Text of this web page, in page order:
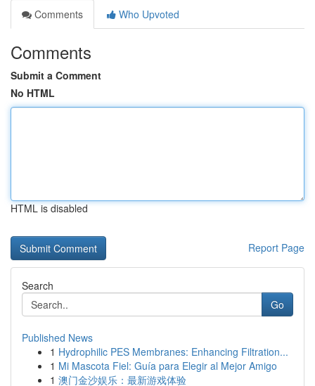
Comments
Who Upvoted
Comments
Submit a Comment
No HTML
HTML is disabled
Report Page
Search
Go
Published News
1 Hydrophilic PES Membranes: Enhancing Filtration...
1 Mi Mascota Fiel: Guía para Elegir al Mejor Amigo
1 澳门金沙娱乐：最新游戏体验